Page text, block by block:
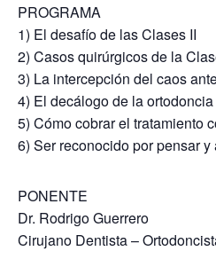
PROGRAMA
1) El desafío de las Clases II
2) Casos quirúrgicos de la
3) La intercepción del caos
4) El decálogo de la
5) Cómo cobrar el tratamiento
6) Ser reconocido por pensar
PONENTE
Dr. Rodrigo Guerrero
Cirujano Dentista –